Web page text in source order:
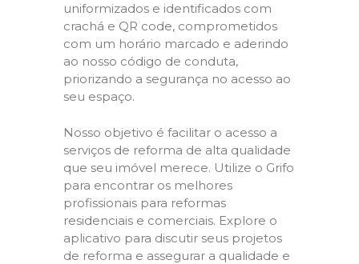
uniformizados e identificados com
crachá e QR code, comprometidos
com um horário marcado e aderindo
ao nosso código de conduta,
priorizando a segurança no acesso ao
seu espaço.
Nosso objetivo é facilitar o acesso a
serviços de reforma de alta qualidade
que seu imóvel merece. Utilize o Grifo
para encontrar os melhores
profissionais para reformas
residenciais e comerciais. Explore o
aplicativo para discutir seus projetos
de reforma e assegurar a qualidade e